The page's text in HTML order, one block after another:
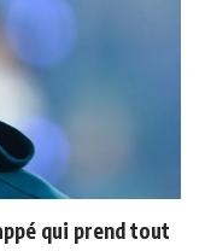
qui prend tout